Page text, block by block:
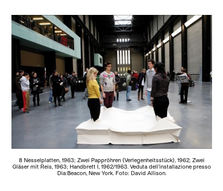
8 Nesselplatten, 1963; Zwei Pappröhren (Verlegenheitsstück), 1962; Zwei
Gläser mit Reis, 1963; Handbrett I, 1962/1963. Veduta dell’installazione presso
Dia:Beacon, New York. Foto: David Allison.